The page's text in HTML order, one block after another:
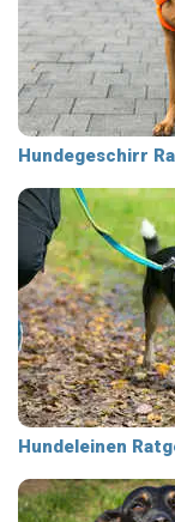
Hundegeschirr
Hundeleinen